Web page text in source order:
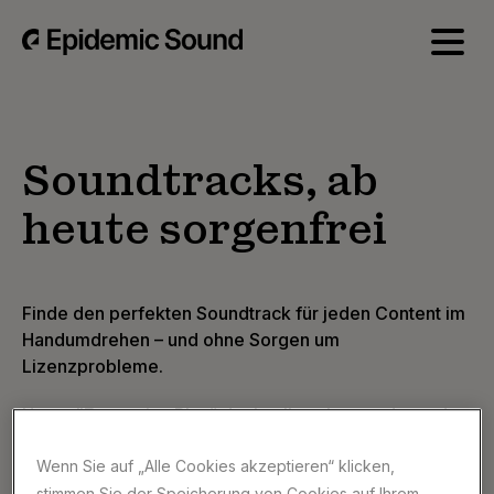
Soundtracks, ab
heute sorgenfrei
Finde den perfekten Soundtrack für jeden Content im
Handumdrehen – und ohne Sorgen um
Lizenzprobleme.
Unser "Enterprise Plan“ deckt alles ab, was du rund
Ein umfassendes, weltweit greifendes
Wenn Sie auf „Alle Cookies akzeptieren“ klicken,